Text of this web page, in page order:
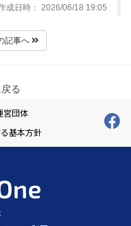
成日時： 2026/06/18 19:05
記事へ
る
営団体
基本方針